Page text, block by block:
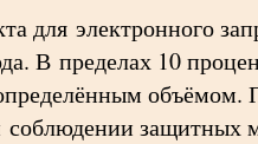
для электронного
В пределах 10
объёмом.
защитных